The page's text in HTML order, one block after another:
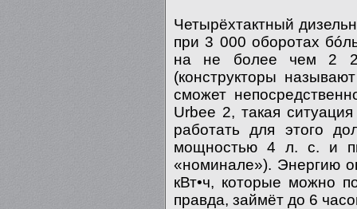
Четырёхтактный
при 3 000 оборотах
на не более чем 2
(конструкторы
сможет
Urbee 2, такая
работать для этого
мощностью 4 л. с. и
«номинале»). Энергию
кВт•ч, которые можно
правда, займёт до 6